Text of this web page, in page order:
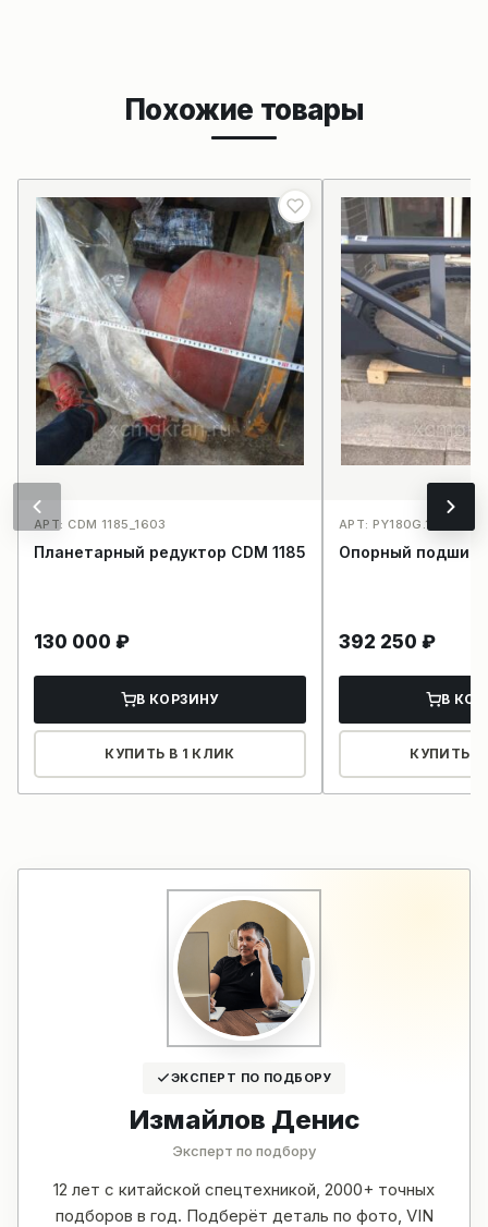
Похожие товары
АРТ: CDM 1185_1603
Планетарный редуктор CDM 1185
130 000 ₽
В КОРЗИНУ
КУПИТЬ В 1 КЛИК
АРТ:
Опорный
392 250 ₽
В
КУПИТЬ В
ЭКСПЕРТ ПО ПОДБОРУ
Измайлов Денис
Эксперт по подбору
12 лет с китайской спецтехникой, 2000+ точных
подборов в год. Подберёт деталь по фото, VIN